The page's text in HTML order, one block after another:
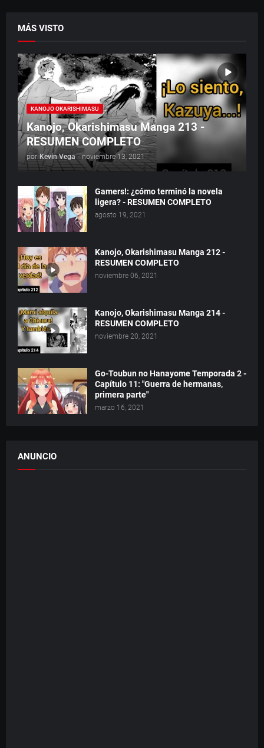
MÁS VISTO
KANOJO OKARISHIMASU
Kanojo, Okarishimasu Manga 213 -
RESUMEN COMPLETO
por Kevin Vega - noviembre 13, 2021
Gamers!: ¿cómo terminó la novela
ligera? - RESUMEN COMPLETO
agosto 19, 2021
Kanojo, Okarishimasu Manga 212 -
RESUMEN COMPLETO
noviembre 06, 2021
Kanojo, Okarishimasu Manga 214 -
RESUMEN COMPLETO
noviembre 20, 2021
Go-Toubun no Hanayome Temporada 2 -
Capítulo 11: "Guerra de hermanas,
primera parte"
marzo 16, 2021
ANUNCIO